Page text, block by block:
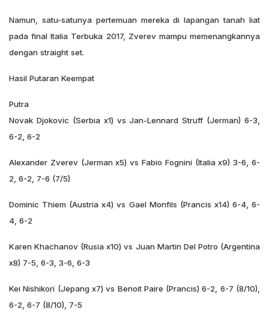
Namun, satu-satunya pertemuan mereka di lapangan tanah liat
pada final Italia Terbuka 2017, Zverev mampu memenangkannya
dengan straight set.
Hasil Putaran Keempat
Putra
Novak Djokovic (Serbia x1) vs Jan-Lennard Struff (Jerman) 6-3,
6-2, 6-2
Alexander Zverev (Jerman x5) vs Fabio Fognini (Italia x9) 3-6, 6-
2, 6-2, 7-6 (7/5)
Dominic Thiem (Austria x4) vs Gael Monfils (Prancis x14) 6-4, 6-
4, 6-2
Karen Khachanov (Rusia x10) vs Juan Martin Del Potro (Argentina
x8) 7-5, 6-3, 3-6, 6-3
Kei Nishikori (Jepang x7) vs Benoit Paire (Prancis) 6-2, 6-7 (8/10),
6-2, 6-7 (8/10), 7-5